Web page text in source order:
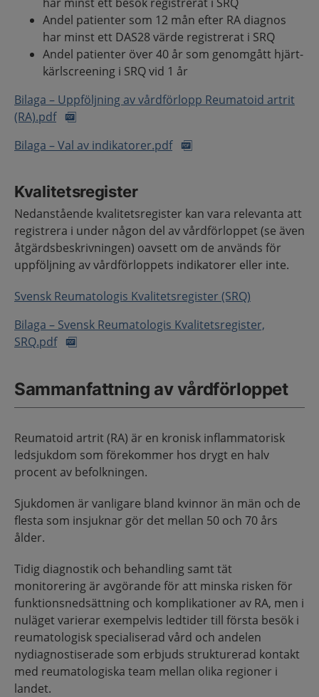
Andel patienter som 12 mån efter RA diagnos
har minst ett DAS28 värde registrerat i SRQ
Andel patienter över 40 år som genomgått hjärt-
kärlscreening i SRQ vid 1 år
Bilaga – Uppföljning av vårdförlopp Reumatoid artrit
(RA).pdf
Bilaga – Val av indikatorer.pdf
Kvalitetsregister
Nedanstående kvalitetsregister kan vara relevanta att
registrera i under någon del av vårdförloppet (se även
åtgärdsbeskrivningen) oavsett om de används för
uppföljning av vårdförloppets indikatorer eller inte.
Svensk Reumatologis Kvalitetsregister (SRQ)
Bilaga – Svensk Reumatologis Kvalitetsregister,
SRQ.pdf
Sammanfattning av vårdförloppet
Reumatoid artrit (RA) är en kronisk inflammatorisk
ledsjukdom som förekommer hos drygt en halv
procent av befolkningen.
Sjukdomen är vanligare bland kvinnor än män och de
flesta som insjuknar gör det mellan 50 och 70 års
ålder.
Tidig diagnostik och behandling samt tät
monitorering är avgörande för att minska risken för
funktionsnedsättning och komplikationer av RA, men i
nuläget varierar exempelvis ledtider till första besök i
reumatologisk specialiserad vård och andelen
nydiagnostiserade som erbjuds strukturerad kontakt
med reumatologiska team mellan olika regioner i
landet.